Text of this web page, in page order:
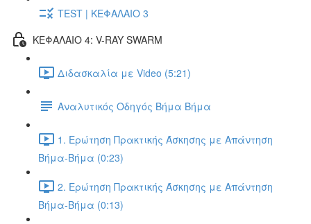
TEST | ΚΕΦΑΛΑΙΟ 3
ΚΕΦΑΛΑΙΟ 4: V-RAY SWARM
Διδασκαλία με Video (5:21)
Αναλυτικός Οδηγός Βήμα Βήμα
1. Ερώτηση Πρακτικής Άσκησης με Απάντηση
Βήμα-Βήμα (0:23)
2. Ερώτηση Πρακτικής Άσκησης με Απάντηση
Βήμα-Βήμα (0:13)